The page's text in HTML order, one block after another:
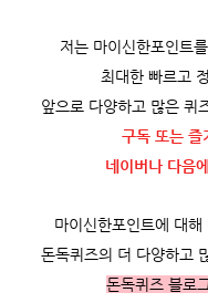
저는 마이신한포인트
최대한 빠르고
앞으로 다양하고 많은 퀴
구독 또는 즐
네이버나 다음
마이신한포인트에 대해
돈독퀴즈의 더 다양하고
돈독퀴즈 블로